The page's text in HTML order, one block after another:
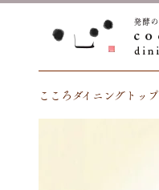
こころダイニングトップ